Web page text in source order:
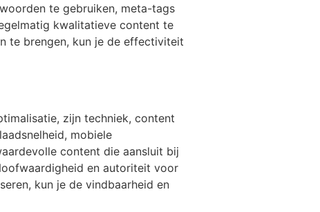
te gebruiken, meta-tags
kwalitatieve content te
te brengen, kun je de effectiviteit
zijn techniek, content
mobiele
content die aansluit bij
en autoriteit voor
kun je de vindbaarheid en